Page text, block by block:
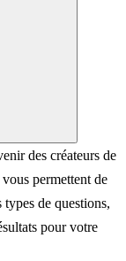
des créateurs de
permettent de
de questions,
pour votre